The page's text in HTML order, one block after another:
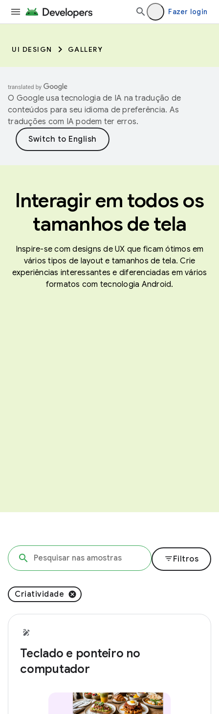
Fazer login
UI DESIGN GALLERY
O Google usa tecnologia de IA na tradução de
conteúdos para seu idioma de preferência. As
traduções com IA podem ter erros.
Interagir em todos os
tamanhos de tela
Inspire-se com designs de UX que ficam ótimos em
vários tipos de layout e tamanhos de tela. Crie
experiências interessantes e diferenciadas em vários
formatos com tecnologia Android.
filter_listFiltros
Criatividade
Teclado e ponteiro no
computador